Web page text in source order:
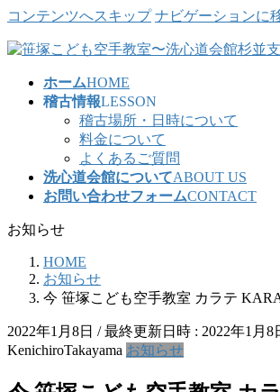
コンテンツへスキップ ナビゲーションに
ホームHOME
稽古情報LESSON
稽古場所・日時について
料金について
よくあるご質問
洗心道会館についてABOUT US
お問い合わせフォームCONTACT
お知らせ
HOME
お知らせ
今 笹塚こども空手教室 カラテ
2022年1月8日 / 最終更新日時 : 2022年1月8
KenichiroTakayama お知らせ